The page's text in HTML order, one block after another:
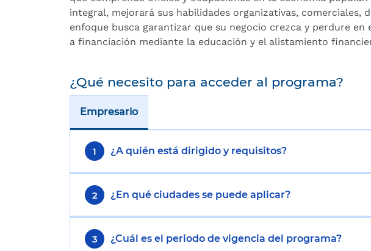
integral, mejorará sus habilidades organizativas, comerciales,
enfoque busca garantizar que su negocio crezca y perdure
a financiación mediante la educación y el alistamiento
¿Qué necesito para acceder al programa?
Empresario
1 ¿A quién está dirigido y requisitos?
2 ¿En qué ciudades se puede aplicar?
3 ¿Cuál es el periodo de vigencia del programa?